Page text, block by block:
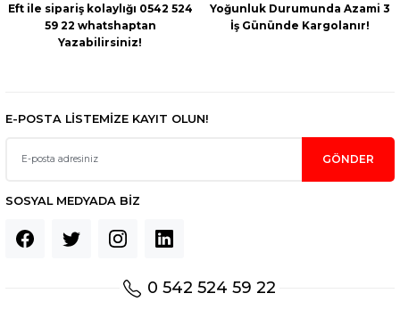
Eft ile sipariş kolaylığı 0542 524
59 22 whatshaptan
Yazabilirsiniz!
Yoğunluk Durumunda Azami 3
İş Gününde Kargolanır!
E-POSTA LİSTEMİZE KAYIT OLUN!
GÖNDER
SOSYAL MEDYADA BİZ
0 542 524 59 22